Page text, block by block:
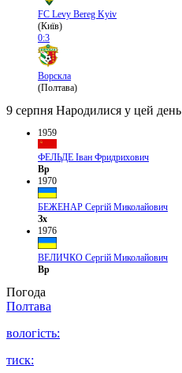
FC Levy Bereg Kyiv
(Київ)
0:3
Ворскла
(Полтава)
9 серпня Народилися у цей день
1959
ФЕЛЬДЕ Іван Фридрихович
Вр
1970
БЕЖЕНАР Сергій Миколайович
Зх
1976
ВЕЛИЧКО Сергій Миколайович
Вр
Погода
Полтава
вологість:
тиск: